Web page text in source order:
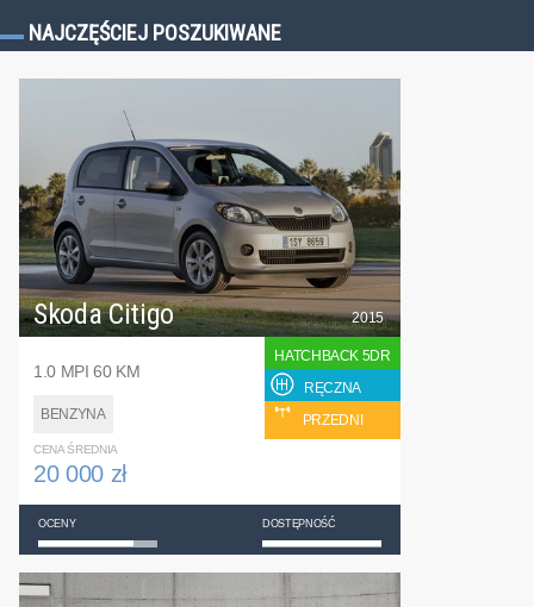
NAJCZĘŚCIEJ POSZUKIWANE
Skoda Citigo
1.0 MPI 60 KM
BENZYNA
2015
HATCHBACK 5DR
RĘCZNA
PRZEDNI
CENA ŚREDNIA
20 000 zł
OCENY DOSTĘPNOŚĆ